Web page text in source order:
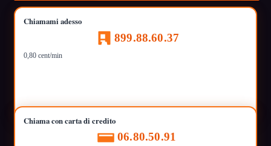
Chiamami adesso
899.88.60.37
0,80 cent/min
Chiama con carta di credito
06.80.50.91